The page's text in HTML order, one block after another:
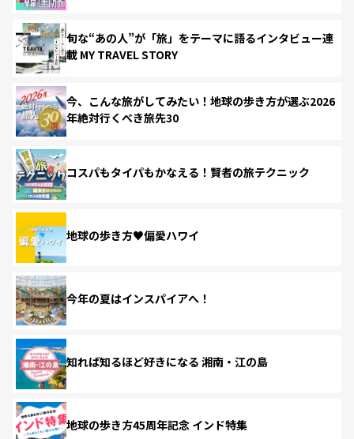
旬な“あの人”が「旅」をテーマに語るインタビュー連
載 MY TRAVEL STORY
今、こんな旅がしてみたい！地球の歩き方が選ぶ2026
年絶対行くべき旅先30
コスパもタイパもかなえる！賢者の旅テクニック
地球の歩き方♥偏愛ハワイ
今年の夏はインスパイアへ！
知れば知るほど好きになる 湘南・江の島
地球の歩き方45周年記念 インド特集